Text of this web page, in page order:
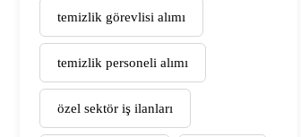
temizlik görevlisi alımı
temizlik personeli alımı
özel sektör iş ilanları